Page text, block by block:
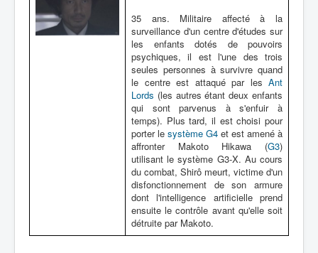
35 ans. Militaire affecté à la
surveillance d'un centre d'études sur
les enfants dotés de pouvoirs
psychiques, il est l'une des trois
seules personnes à survivre quand
le centre est attaqué par les Ant
Lords (les autres étant deux enfants
qui sont parvenus à s'enfuir à
temps). Plus tard, il est choisi pour
porter le système G4 et est amené à
affronter Makoto Hikawa (G3)
utilisant le système G3-X. Au cours
du combat, Shirô meurt, victime d'un
disfonctionnement de son armure
dont l'intelligence artificielle prend
ensuite le contrôle avant qu'elle soit
détruite par Makoto.